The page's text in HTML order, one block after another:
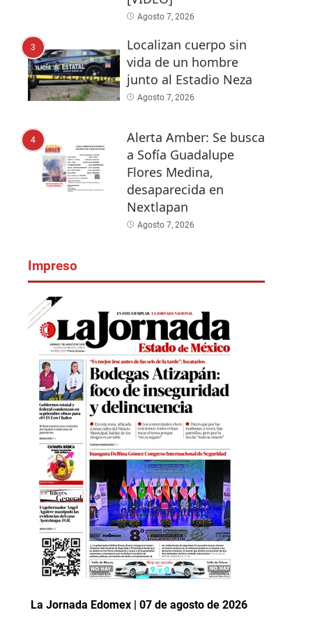
Agosto 7, 2026
3
Localizan cuerpo sin
vida de un hombre
junto al Estadio Neza
Agosto 7, 2026
4
Alerta Amber: Se busca
a Sofía Guadalupe
Flores Medina,
desaparecida en
Nextlapan
Agosto 7, 2026
Impreso
La Jornada Edomex | 07 de agosto de 2026